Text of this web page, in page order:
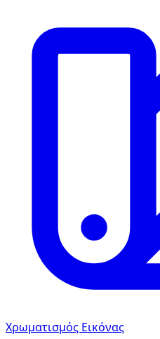
Χρωματισμός Εικόνας